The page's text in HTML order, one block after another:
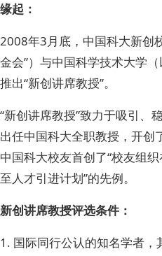
缘起：
2008年3月底，中国科大新创
金会”）与中国科学技术大学（
推出“新创讲席教授”。
“新创讲席教授”致力于吸引、
出任中国科大全职教授，开创
中国科大校友首创了“校友组
至人才引进计划”的先例。
新创讲席教授评选条件：
1. 国际同行公认的知名学者